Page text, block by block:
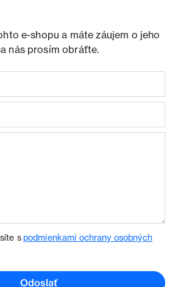
e-shopu a máte záujem o jeho
nás prosím obráťte.
spodmienkami ochrany osobných
Odoslať